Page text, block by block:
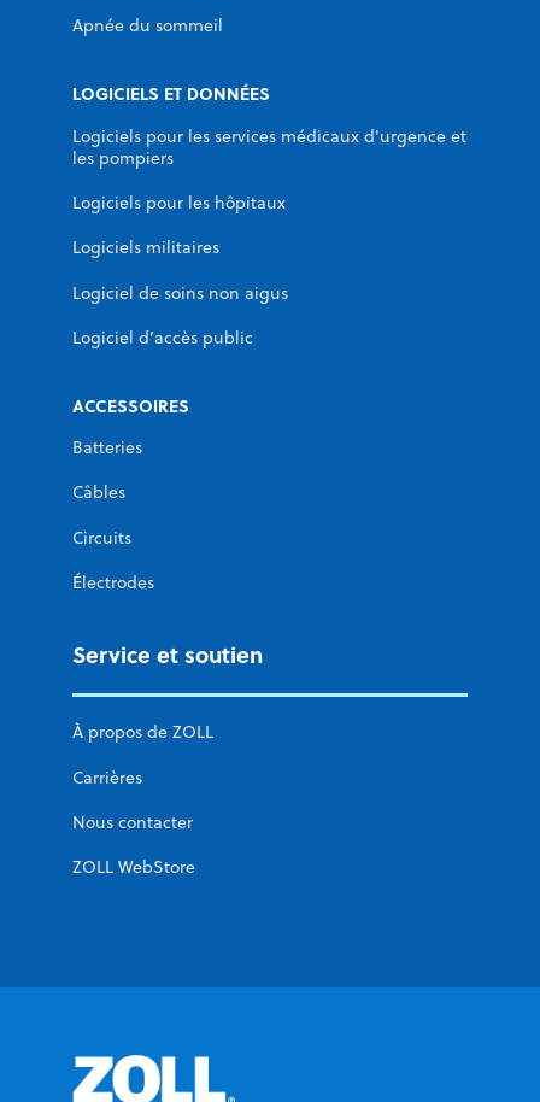
Apnée du sommeil
LOGICIELS ET DONNÉES
Logiciels pour les services médicaux d'urgence et
les pompiers
Logiciels pour les hôpitaux
Logiciels militaires
Logiciel de soins non aigus
Logiciel d’accès public
ACCESSOIRES
Batteries
Câbles
Circuits
Électrodes
Service et soutien
À propos de ZOLL
Carrières
Nous contacter
ZOLL WebStore